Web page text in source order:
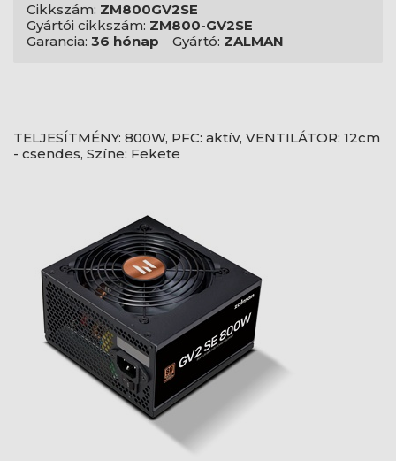
Cikkszám: ZM800GV2SE
Gyártói cikkszám: ZM800-GV2SE
Garancia: 36 hónap Gyártó: ZALMAN
TELJESÍTMÉNY: 800W, PFC: aktív, VENTILÁTOR: 12cm
- csendes, Színe: Fekete